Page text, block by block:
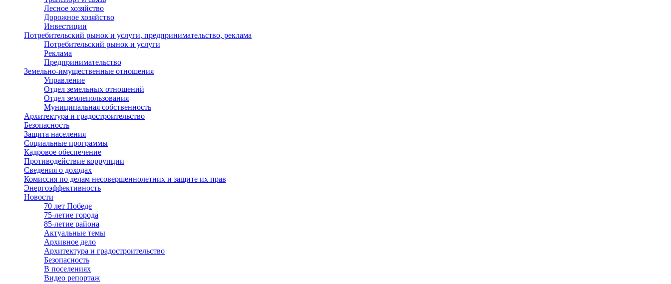
Лесное хозяйство
Дорожное хозяйство
Инвестиции
Потребительский рынок и услуги, предпринимательство, реклама
Потребительский рынок и услуги
Реклама
Предпринимательство
Земельно-имущественные отношения
Управление
Отдел земельных отношений
Отдел землепользования
Муниципальная собственность
Архитектура и градостроительство
Безопасность
Защита населения
Социальные программы
Кадровое обеспечение
Противодействие коррупции
Сведения о доходах
Комиссия по делам несовершеннолетних и защите их прав
Энергоэффективность
Новости
70 лет Победе
75-летие города
85-летие района
Актуальные темы
Архивное дело
Архитектура и градостроительство
Безопасность
В поселениях
Видео репортаж